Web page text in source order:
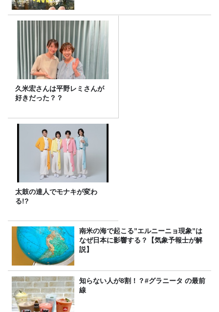
久米宏さんは平野レミさんが
好きだった？？
太鼓の達人でモナキが変わ
る!?
南米の海で起こる”エルニーニョ現象”は
なぜ日本に影響する？【気象予報士が解
説】
知らない人が8割！？#グラニータ の最前
線